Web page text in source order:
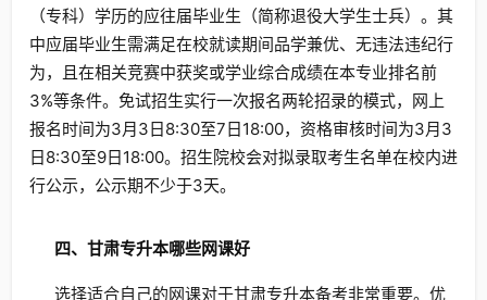
（专科）学历的应往届毕业生（简称退役大学生士兵）。其
中应届毕业生需满足在校就读期间品学兼优、无违法违纪行
为，且在相关竞赛中获奖或学业综合成绩在本专业排名前
3%等条件。免试招生实行一次报名两轮招录的模式，网上
报名时间为3月3日8:30至7日18:00，资格审核时间为3月3
日8:30至9日18:00。招生院校会对拟录取考生名单在校内进
行公示，公示期不少于3天。
四、甘肃专升本哪些网课好
选择适合自己的网课对于甘肃专升本备考非常重要。优